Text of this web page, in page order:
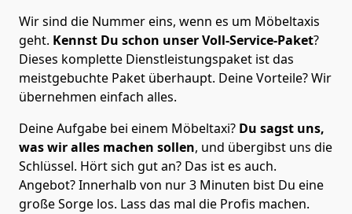
Wir sind die Nummer eins, wenn es um Möbeltaxis
geht. Kennst Du schon unser Voll-Service-Paket?
Dieses komplette Dienstleistungspaket ist das
meistgebuchte Paket überhaupt. Deine Vorteile? Wir
übernehmen einfach alles.
Deine Aufgabe bei einem Möbeltaxi? Du sagst uns,
was wir alles machen sollen, und übergibst uns die
Schlüssel. Hört sich gut an? Das ist es auch.
Angebot? Innerhalb von nur 3 Minuten bist Du eine
große Sorge los. Lass das mal die Profis machen.